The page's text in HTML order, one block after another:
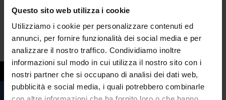
Questo sito web utilizza i cookie
Utilizziamo i cookie per personalizzare contenuti ed
annunci, per fornire funzionalità dei social media e per
analizzare il nostro traffico. Condividiamo inoltre
informazioni sul modo in cui utilizza il nostro sito con i
nostri partner che si occupano di analisi dei dati web,
pubblicità e social media, i quali potrebbero combinarle